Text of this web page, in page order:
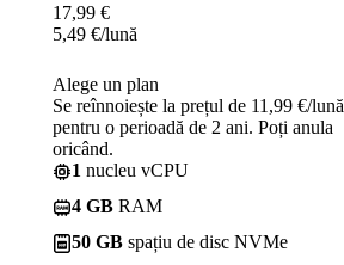
17,99 €
5,49 €/lună
Alege un plan
Se reînnoiește la prețul de 11,99 €/lună
pentru o perioadă de 2 ani. Poți anula
oricând.
1 nucleu vCPU
4 GB RAM
50 GB spațiu de disc NVMe